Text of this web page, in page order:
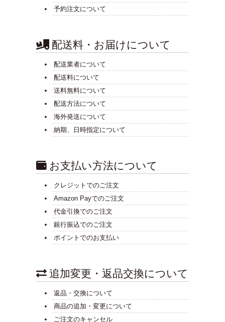
予約注文について
配送料・お届けについて
配送業者について
配送料について
送料無料について
配送方法について
海外発送について
納期、日時指定について
お支払い方法について
クレジットでのご注文
Amazon Payでのご注文
代金引換でのご注文
銀行振込でのご注文
ポイントでのお支払い
追加変更・返品交換について
返品・交換について
商品の追加・変更について
ご注文のキャンセル